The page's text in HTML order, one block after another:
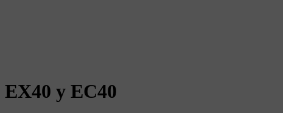
EX40 y EC40